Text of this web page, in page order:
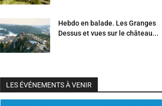
Hebdo en balade. Les Granges
Dessus et vues sur le château...
LES ÉVÉNEMENTS À VENIR